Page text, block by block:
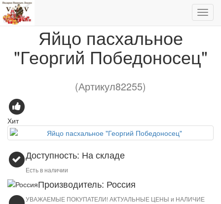
Яйцо пасхальное
"Георгий Победоносец"
(Артикул82255)
Хит
Доступность: На складе
Есть в наличии
Производитель: Россия
УВАЖАЕМЫЕ ПОКУПАТЕЛИ! АКТУАЛЬНЫЕ ЦЕНЫ и НАЛИЧИЕ